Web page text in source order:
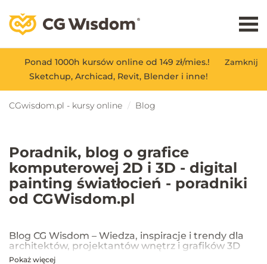
Zamknij
Ponad 1000h kursów online od 149 zł/mies.!
Sketchup, Archicad, Revit, Blender i inne!
CGwisdom.pl - kursy online Blog
Poradnik, blog o grafice
komputerowej 2D i 3D - digital
painting światłocień - poradniki
od CGWisdom.pl
Blog CG Wisdom – Wiedza, inspiracje i trendy dla
architektów, projektantów wnętrz i grafików 3D
Na blogu CG Wisdom znajdziesz praktyczne porady, inspiracje oraz
Pokaż więcej